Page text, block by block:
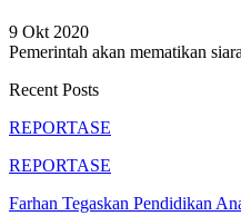
9 Okt 2020
Pemerintah akan mematikan
Recent Posts
REPORTASE
REPORTASE
Farhan Tegaskan Pendidikan